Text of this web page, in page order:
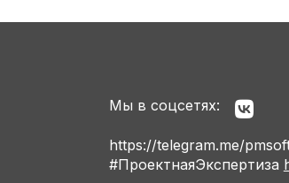
Мы в соцсетях:
https://telegram.me/
#ПроектнаяЭкспертиза